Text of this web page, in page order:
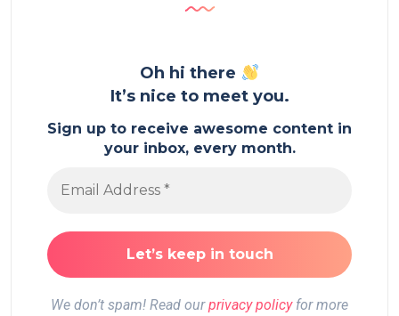
Oh hi there
It’s nice to meet you.
Sign up to receive awesome content in
your inbox, every month.
We don’t spam! Read ourprivacy policyfor more